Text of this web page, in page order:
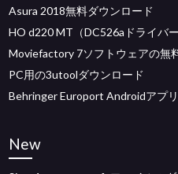
Asura 2018無料ダウンロード
HO d220 MT（DC526aドライバ
Moviefactory 7ソフトウェアの無
PC用の3utoolダウンロード
Behringer Europort Androidアプ
New